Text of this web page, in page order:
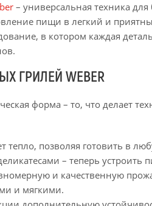
– универсальная техника
пищи в легкий и
в котором каждая
ГРИЛЕЙ WEBER
форма – то, что делает
тепло, позволяя готовить в
– теперь
и качественную
и мягкими.